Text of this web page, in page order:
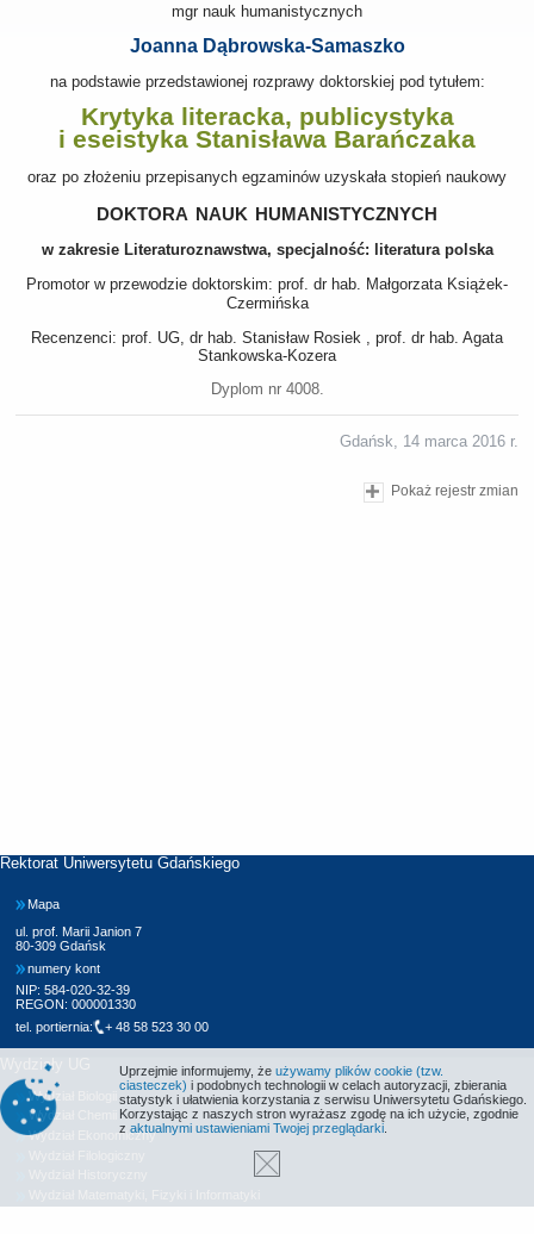
mgr nauk humanistycznych
Joanna Dąbrowska-Samaszko
na podstawie przedstawionej rozprawy doktorskiej pod tytułem:
Krytyka literacka, publicystyka
i eseistyka Stanisława Barańczaka
oraz po złożeniu przepisanych egzaminów uzyskała stopień naukowy
doktora nauk humanistycznych
w zakresie Literaturoznawstwa, specjalność: literatura polska
Promotor w przewodzie doktorskim: prof. dr hab. Małgorzata Książek-
Czermińska
Recenzenci: prof. UG, dr hab. Stanisław Rosiek , prof. dr hab. Agata
Stankowska-Kozera
Dyplom nr 4008.
Gdańsk, 14 marca 2016 r.
Pokaż rejestr zmian
Rektorat Uniwersytetu Gdańskiego
Mapa
ul. prof. Marii Janion 7
80-309 Gdańsk
numery kont
NIP: 584-020-32-39
REGON: 000001330
tel. portiernia:
+ 48 58 523 30 00
Wydziały UG
Wydział Biologii
Wydział Chemii
Wydział Ekonomiczny
Uprzejmie informujemy, że używamy plików cookie (tzw.
ciasteczek) i podobnych technologii w celach autoryzacji, zbierania
statystyk i ułatwienia korzystania z serwisu Uniwersytetu Gdańskiego.
Korzystając z naszych stron wyrażasz zgodę na ich użycie, zgodnie
z aktualnymi ustawieniami Twojej przeglądarki